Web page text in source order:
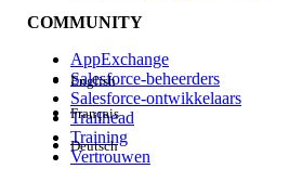
Ervaring
COMMUNITY
AppExchange
Salesforce-beheerders
Salesforce-ontwikkelaars
Trailhead
Training
Vertrouwen
English
Français
Deutsch